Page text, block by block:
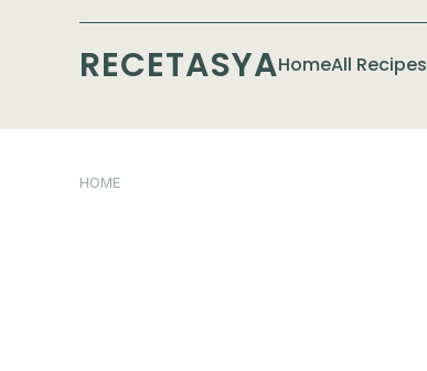
RECETASYAHomeAll Recipes
HOME